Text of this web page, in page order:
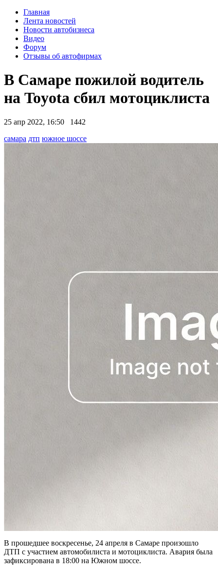
Главная
Лента новостей
Новости автобизнеса
Видео
Форум
Отзывы об автофирмах
В Самаре пожилой водитель
на Toyota сбил мотоциклиста
25 апр 2022, 16:50
1442
самара дтп южное шоссе
В прошедшее воскресенье, 24 апреля в Самаре произошло
ДТП с участием автомобилиста и мотоциклиста. Авария была
зафиксирована в 18:00 на Южном шоссе.